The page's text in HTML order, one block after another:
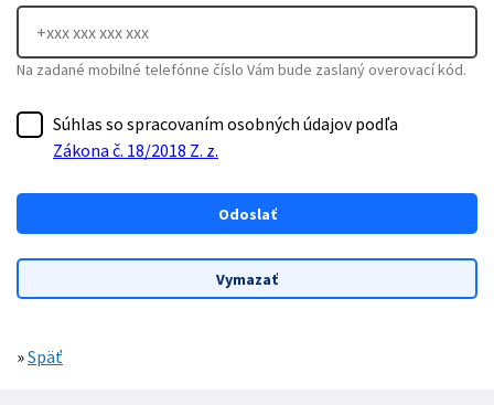
Na zadané mobilné telefónne číslo Vám bude zaslaný overovací kód.
Súhlas so spracovaním osobných údajov podľa
Zákona č. 18/2018 Z. z.
»Späť